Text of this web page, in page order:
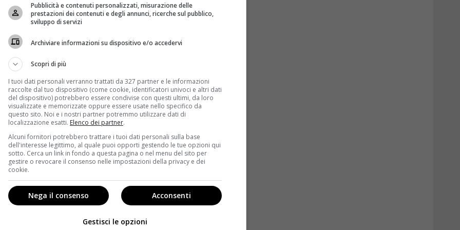
Italiana. Tra i suoi molti film in carriera vogliamo
da un romanzo di Luis Sepulveda. La storia
da un gruppo di gatti di Amburgo che dovranno
Pubblicità e contenuti personalizzati, misurazione delle
prestazioni dei contenuti e degli annunci, ricerche sul pubblico,
sviluppo di servizi
Archiviare informazioni su dispositivo e/o accedervi
Scopri di più
I tuoi dati personali verranno trattati da 327 partner e le informazioni
raccolte dal tuo dispositivo (come cookie, identificatori univoci e altri dati
del dispositivo) potrebbero essere condivise con questi ultimi, da loro
visualizzate e memorizzate oppure essere usate nello specifico da
questo sito. Noi e i nostri partner potremmo utilizzare dati di
localizzazione esatti. Elenco dei partner.
Alcuni fornitori potrebbero trattare i tuoi dati personali sulla base
dell'interesse legittimo, al quale puoi opporti gestendo le tue opzioni qui
sotto. Cerca un link in fondo a questa pagina o nel menu del sito per
gestire o revocare il consenso nelle impostazioni della privacy e dei
cookie.
Acconsenti
Nega il consenso
Gestisci le opzioni